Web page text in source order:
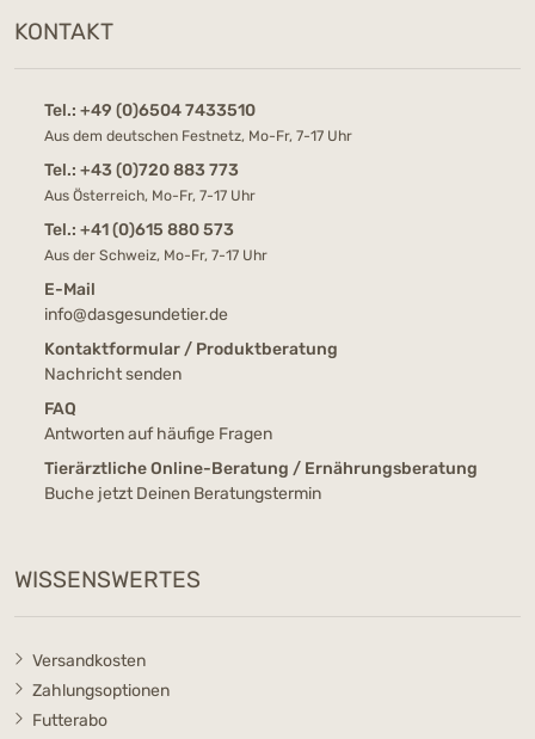
KONTAKT
Tel.: +49 (0)6504 7433510
Aus dem deutschen Festnetz, Mo-Fr, 7-17 Uhr
Tel.: +43 (0)720 883 773
Aus Österreich, Mo-Fr, 7-17 Uhr
Tel.: +41 (0)615 880 573
Aus der Schweiz, Mo-Fr, 7-17 Uhr
E-Mail
info@dasgesundetier.de
Kontaktformular / Produktberatung
Nachricht senden
FAQ
Antworten auf häufige Fragen
Tierärztliche Online-Beratung / Ernährungsberatung
Buche jetzt Deinen Beratungstermin
WISSENSWERTES
Versandkosten
Zahlungsoptionen
Futterabo